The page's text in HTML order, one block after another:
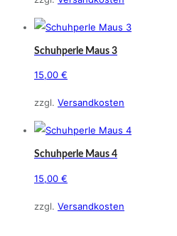
Schuhperle Maus 3
15,00 €
zzgl. Versandkosten
Schuhperle Maus 4
15,00 €
zzgl. Versandkosten